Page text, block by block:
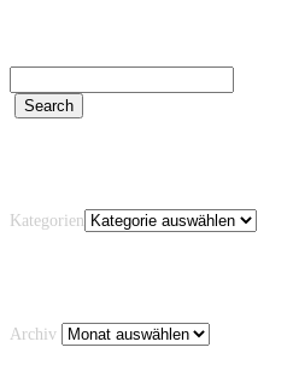
Kategorien
Archiv